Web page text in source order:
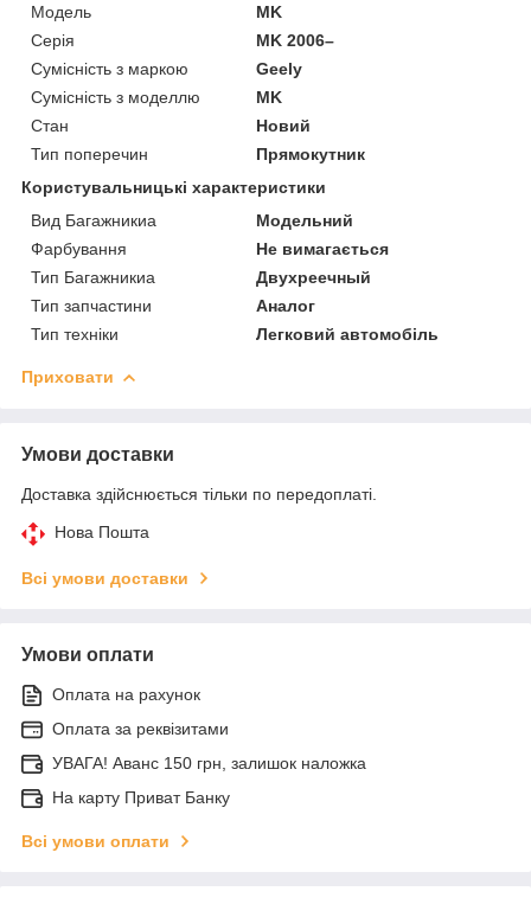
Модель
MK
Серія
MK 2006–
Сумісність з маркою
Geely
Сумісність з моделлю
MK
Стан
Новий
Тип поперечин
Прямокутник
Користувальницькі характеристики
Вид Багажникиа
Модельний
Фарбування
Не вимагається
Тип Багажникиа
Двухреечный
Тип запчастини
Аналог
Тип техніки
Легковий автомобіль
Приховати
Умови доставки
Доставка здійснюється тільки по передоплаті.
Нова Пошта
Всі умови доставки
Умови оплати
Оплата на рахунок
Оплата за реквізитами
УВАГА! Аванс 150 грн, залишок наложка
На карту Приват Банку
Всі умови оплати